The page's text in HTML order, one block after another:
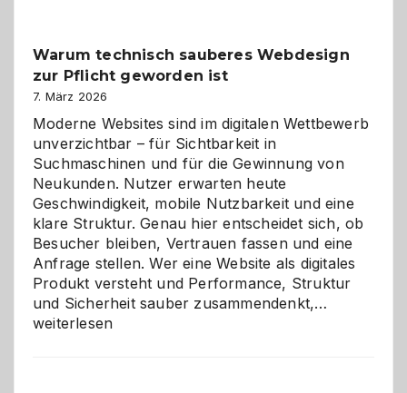
den
Logikrätseln
Warum technisch sauberes Webdesign
zur Pflicht geworden ist
7. März 2026
Moderne Websites sind im digitalen Wettbewerb
unverzichtbar – für Sichtbarkeit in
Suchmaschinen und für die Gewinnung von
Neukunden. Nutzer erwarten heute
Geschwindigkeit, mobile Nutzbarkeit und eine
klare Struktur. Genau hier entscheidet sich, ob
Besucher bleiben, Vertrauen fassen und eine
Anfrage stellen. Wer eine Website als digitales
Produkt versteht und Performance, Struktur
und Sicherheit sauber zusammendenkt,…
weiterlesen